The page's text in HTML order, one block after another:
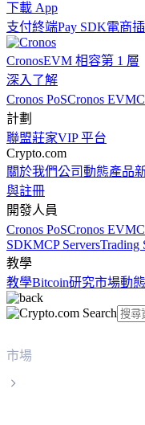
下載 App
支付終端Pay SDK電商
CronosEVM 相容第 1 層
深入了解
Cronos PoSCronos EVM
計劃
聯盟莊家VIP 平台
Crypto.com
關於我們公司動態產品
與註冊
開發人員
Cronos PoSCronos EVM
SDKMCP ServersTrading
教學
教學Bitcoin研究市場動態
市場